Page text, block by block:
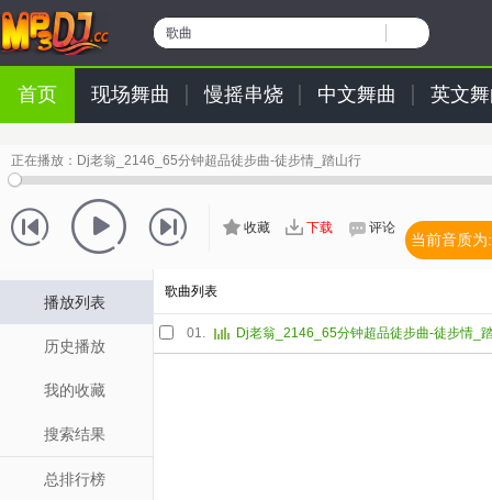
歌曲
首页 现场舞曲 慢摇串烧 中文舞曲 英文
正在播放： Dj老翁_2146_65分钟超品徒步曲-徒步情_踏山行
收藏 下载 评论
当前音质为:
播放列表
历史播放
我的收藏
搜索结果
总排行榜
歌曲列表
01. Dj老翁_2146_65分钟超品徒步曲-徒步情_